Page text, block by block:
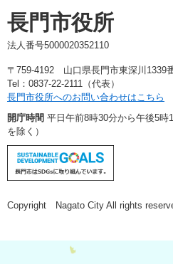
長門市役所
法人番号5000020352110
〒759-4192 山口県長門市東深川1339
Tel：0837-22-2111（代表）
長門市役所へのお問い合わせはこちら
開庁時間 平日午前8時30分から午後5
を除く）
Copyright Nagato City All rights